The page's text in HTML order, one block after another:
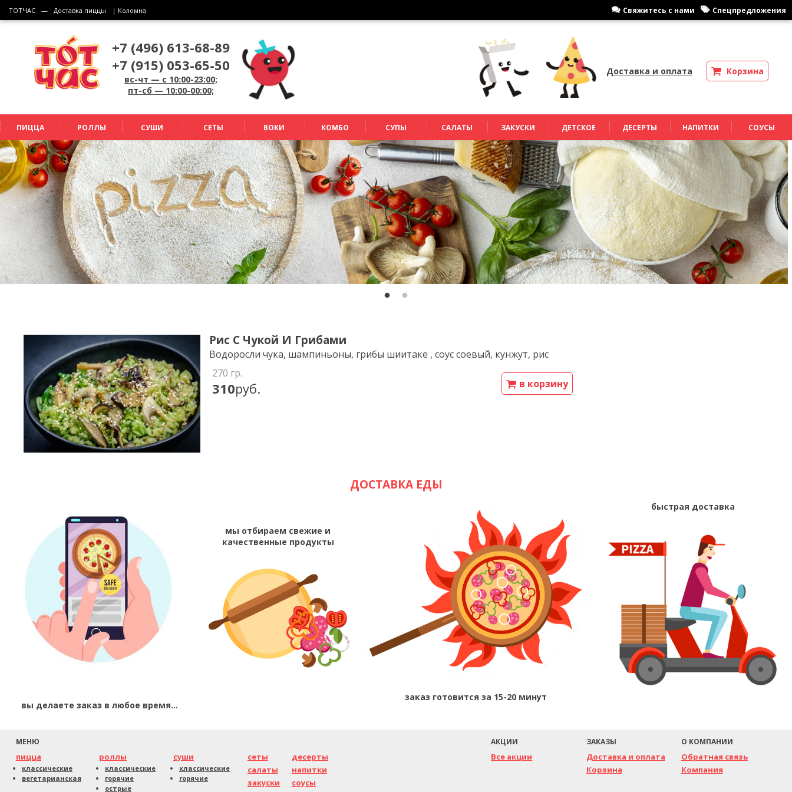
ТОТЧАС — Доставка пиццы | Коломна Cвяжитесь с нами Спецпредложения
+7 (496) 613-68-89
+7 (915) 053-65-50
вс-чт — c 10:00-23:00;
пт-сб — 10:00-00:00;
Доставка и оплата Корзина
ПИЦЦА РОЛЛЫ СУШИ СЕТЫ ВОКИ КОМБО СУПЫ САЛАТЫ ЗАКУСКИ ДЕТСКОЕ ДЕСЕРТЫ НАПИТКИ СОУСЫ
Рис С Чукой И Грибами
Водоросли чука, шампиньоны, грибы шиитаке , соус соевый, кунжут, рис
270 гр.
310руб. в корзину
ДОСТАВКА ЕДЫ
вы делаете заказ в любое время...
мы отбираем свежие и
качественные продукты
заказ готовится за 15-20минут
быстрая доставка
МЕНЮ
пицца
классические
вегетарианская
роллы
классические
горячие
острые
суши
классические
горячие
сеты
салаты
закуски
десерты
напитки
соусы
АКЦИИ
Все акции
ЗАКАЗЫ
Доставка и оплата
Корзина
О КОМПАНИИ
Обратная связь
Компания